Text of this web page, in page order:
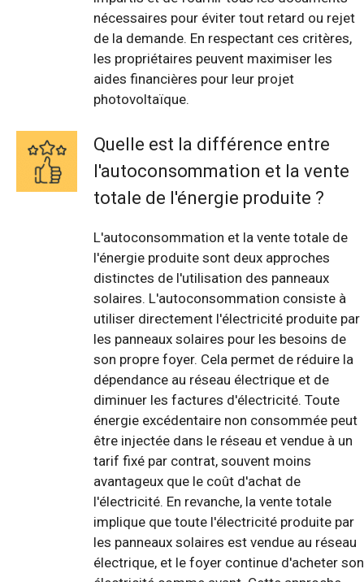
nécessaires pour éviter tout retard ou rejet
de la demande. En respectant ces critères,
les propriétaires peuvent maximiser les
aides financières pour leur projet
photovoltaïque.
Quelle est la différence entre
l'autoconsommation et la vente
totale de l'énergie produite ?
L'autoconsommation et la vente totale de
l'énergie produite sont deux approches
distinctes de l'utilisation des panneaux
solaires. L'autoconsommation consiste à
utiliser directement l'électricité produite par
les panneaux solaires pour les besoins de
son propre foyer. Cela permet de réduire la
dépendance au réseau électrique et de
diminuer les factures d'électricité. Toute
énergie excédentaire non consommée peut
être injectée dans le réseau et vendue à un
tarif fixé par contrat, souvent moins
avantageux que le coût d'achat de
l'électricité. En revanche, la vente totale
implique que toute l'électricité produite par
les panneaux solaires est vendue au réseau
électrique, et le foyer continue d'acheter son